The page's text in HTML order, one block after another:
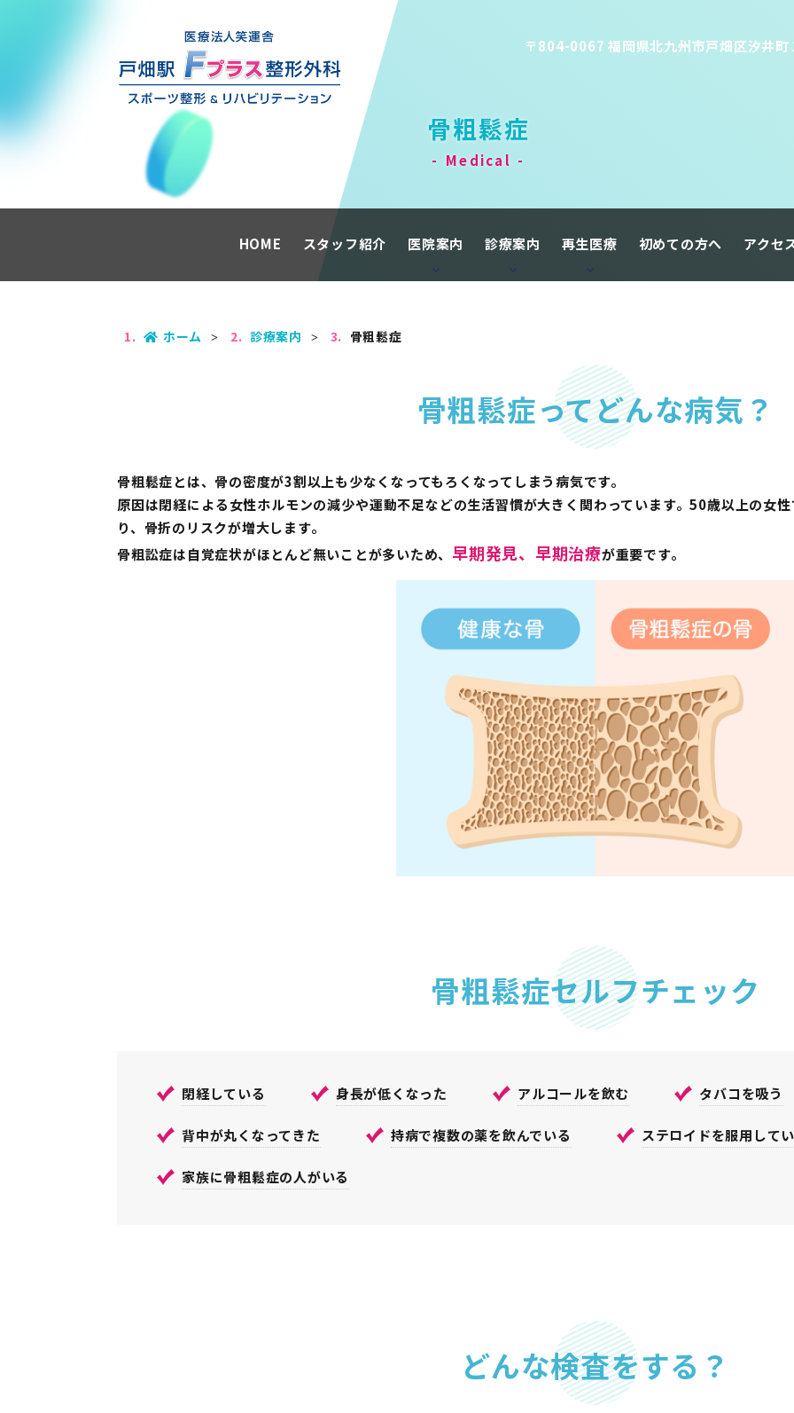
〒804-0067 福岡県北九州市戸畑区汐井町
HOME スタッフ紹介 医院案内 診療案内 再生医療 初めての方へ アクセ
⾻粗鬆症
Medical
ホーム 診療案内 ⾻粗鬆症
⾻粗鬆症ってどんな病気？
⾻粗鬆症とは、⾻の密度が3割以上も少なくなってもろくなってしまう病気です。
原因は閉経による⼥性ホルモンの減少や運動不⾜などの⽣活習慣が⼤きく関わっています。50歳以上の⼥
り、⾻折のリスクが増⼤します。
⾻粗訟症は⾃覚症状がほとんど無いことが多いため、 早期発⾒、早期治療が重要です。
⾻粗鬆症セルフチェック
閉経している ⾝⻑が低くなった アルコールを飲む タバコを吸う
背中が丸くなってきた 持病で複数の薬を飲んでいる ステロイドを服⽤して
家族に⾻粗鬆症の⼈がいる
どんな検査をする？